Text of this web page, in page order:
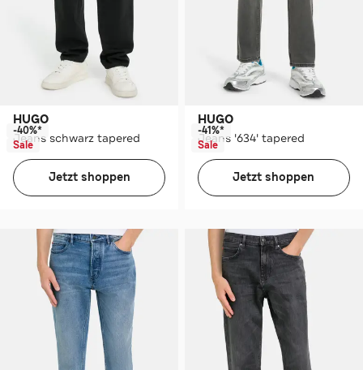
HUGO
Jeans schwarz tapered
-40%*
Sale
Jetzt shoppen
HUGO
Jeans '634' tapered
-41%*
Sale
Jetzt shoppen